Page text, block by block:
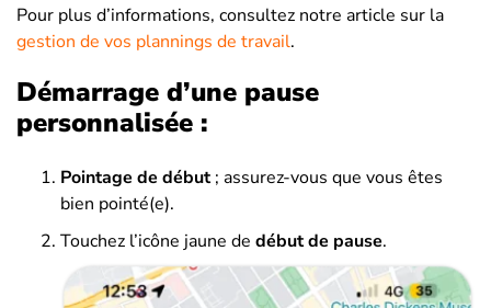
Pour plus d’informations, consultez notre article sur la
gestion de vos plannings de travail.
Démarrage d’une pause
personnalisée :
Pointage de début; assurez-vous que vous êtes
bien pointé(e).
Touchez l’icône jaune de début de pause.